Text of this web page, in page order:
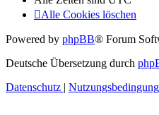
Alle Cookies löschen
Powered by phpBB® Forum
Deutsche Übersetzung durch
Datenschutz |